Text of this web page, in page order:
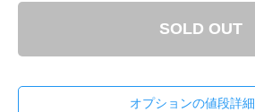
SOLD OUT
オプションの値段詳細